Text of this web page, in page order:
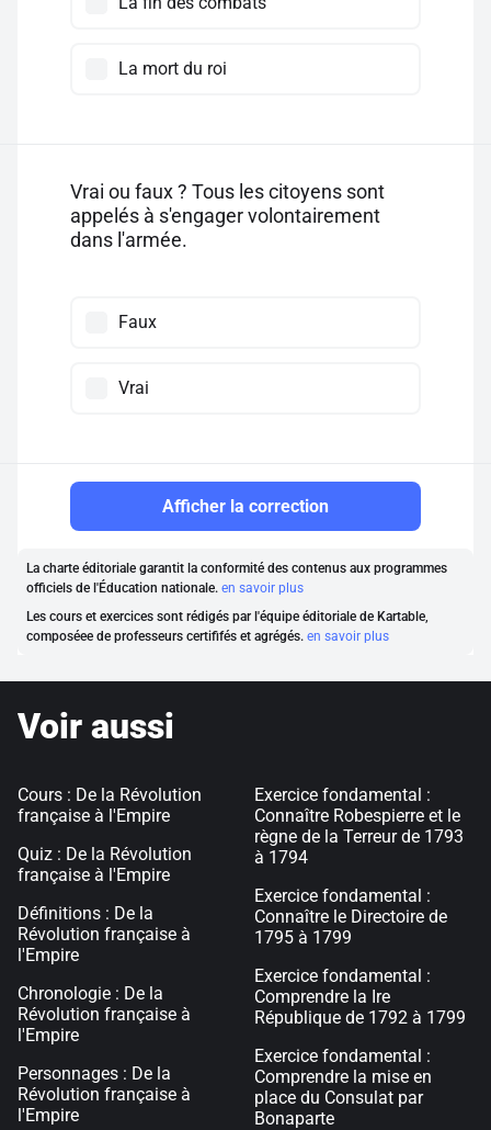
La mort du roi
Vrai ou faux ? Tous les citoyens sont
appelés à s'engager volontairement
dans l'armée.
Faux
Vrai
Afficher la correction
La charte éditoriale garantit la conformité des contenus aux programmes
officiels de l'Éducation nationale. en savoir plus
Les cours et exercices sont rédigés par l'équipe éditoriale de Kartable,
composéee de professeurs certififés et agrégés. en savoir plus
Voir aussi
Cours : De la Révolution
française à l'Empire
Quiz : De la Révolution
française à l'Empire
Définitions : De la
Révolution française à
l'Empire
Chronologie : De la
Révolution française à
l'Empire
Personnages : De la
Révolution française à
l'Empire
Exercice fondamental :
Connaître Robespierre et le
règne de la Terreur de 1793
à 1794
Exercice fondamental :
Connaître le Directoire de
1795 à 1799
Exercice fondamental :
Comprendre la Ire
République de 1792 à 1799
Exercice fondamental :
Comprendre la mise en
place du Consulat par
Bonaparte